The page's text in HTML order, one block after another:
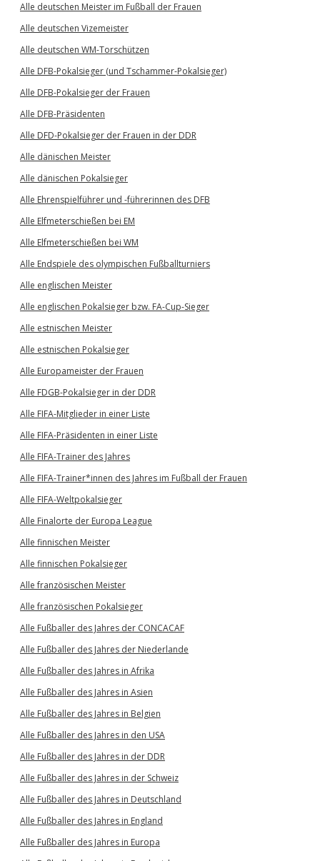
Alle deutschen Meister im Fußball der Frauen
Alle deutschen Vizemeister
Alle deutschen WM-Torschützen
Alle DFB-Pokalsieger (und Tschammer-Pokalsieger)
Alle DFB-Pokalsieger der Frauen
Alle DFB-Präsidenten
Alle DFD-Pokalsieger der Frauen in der DDR
Alle dänischen Meister
Alle dänischen Pokalsieger
Alle Ehrenspielführer und -führerinnen des DFB
Alle Elfmeterschießen bei EM
Alle Elfmeterschießen bei WM
Alle Endspiele des olympischen Fußballturniers
Alle englischen Meister
Alle englischen Pokalsieger bzw. FA-Cup-Sieger
Alle estnischen Meister
Alle estnischen Pokalsieger
Alle Europameister der Frauen
Alle FDGB-Pokalsieger in der DDR
Alle FIFA-Mitglieder in einer Liste
Alle FIFA-Präsidenten in einer Liste
Alle FIFA-Trainer des Jahres
Alle FIFA-Trainer*innen des Jahres im Fußball der Frauen
Alle FIFA-Weltpokalsieger
Alle Finalorte der Europa League
Alle finnischen Meister
Alle finnischen Pokalsieger
Alle französischen Meister
Alle französischen Pokalsieger
Alle Fußballer des Jahres der CONCACAF
Alle Fußballer des Jahres der Niederlande
Alle Fußballer des Jahres in Afrika
Alle Fußballer des Jahres in Asien
Alle Fußballer des Jahres in Belgien
Alle Fußballer des Jahres in den USA
Alle Fußballer des Jahres in der DDR
Alle Fußballer des Jahres in der Schweiz
Alle Fußballer des Jahres in Deutschland
Alle Fußballer des Jahres in England
Alle Fußballer des Jahres in Europa